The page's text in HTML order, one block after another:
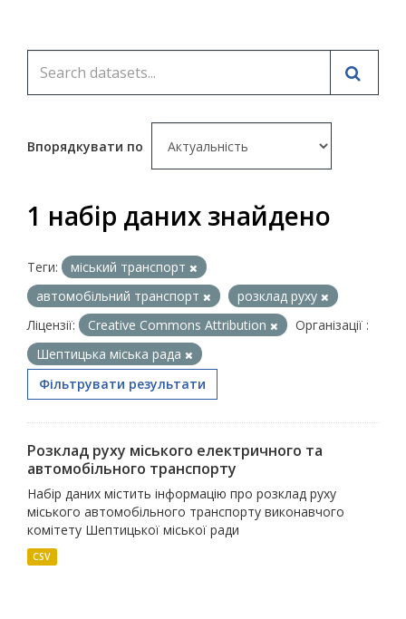
Впорядкувати по
1 набір даних знайдено
Теги:
міський транспорт
автомобільний транспорт
розклад руху
Ліцензії:
Creative Commons Attribution
Організації :
Шептицька міська рада
Фільтрувати результати
Розклад руху міського електричного та
автомобільного транспорту
Набір даних містить інформацію про розклад руху
міського автомобільного транспорту виконавчого
комітету Шептицької міської ради
CSV